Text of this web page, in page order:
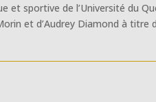
et sportive de l’Université du
et d’Audrey Diamond à